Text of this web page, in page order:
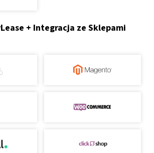
+ Integracja ze Sklepami